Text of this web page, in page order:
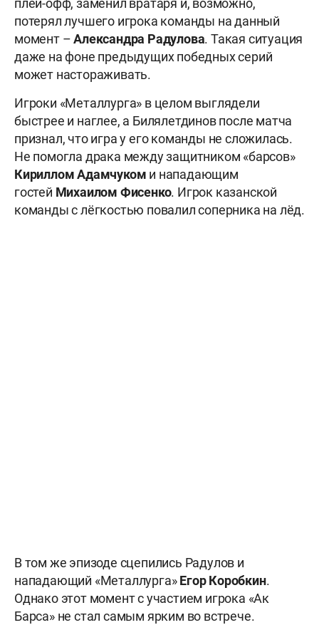
плей-офф, заменил вратаря и, возможно,
потерял лучшего игрока команды на данный
момент –Александра Радулова. Такая ситуация
даже на фоне предыдущих победных серий
может настораживать.
Игроки «Металлурга» в целом выглядели
быстрее и наглее, а Билялетдинов после матча
признал, что игра у его команды не сложилась.
Не помогла драка между защитником «барсов»
Кириллом Адамчуком и нападающим
гостей Михаилом Фисенко. Игрок казанской
команды с лёгкостью повалил соперника на лёд.
В том же эпизоде сцепились Радулов и
нападающий «Металлурга»Егор Коробкин.
Однако этот момент с участием игрока «Ак
Барса» не стал самым ярким во встрече.